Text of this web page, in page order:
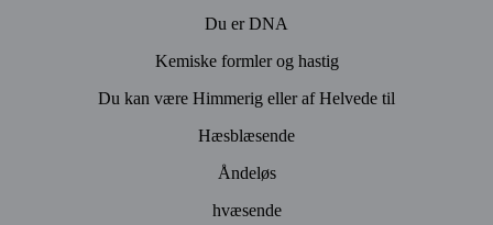
Du er DNA
Kemiske formler og hastig
Du kan være Himmerig eller af Helvede til
Hæsblæsende
Åndeløs
hvæsende